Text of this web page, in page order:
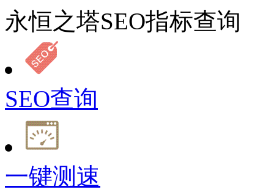
永恒之塔SEO指标查询
SEO查询
一键测速